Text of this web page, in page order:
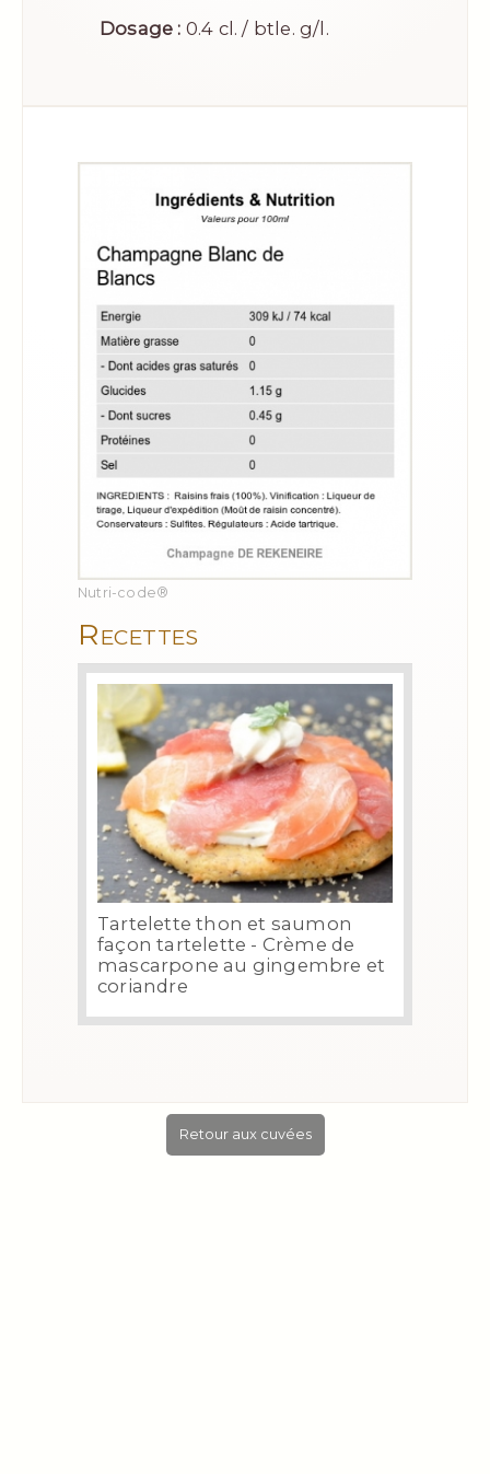
Dosage : 0.4 cl. / btle. g/l.
Nutri-code®
Recettes
Tartelette thon et saumon
façon tartelette - Crème de
mascarpone au gingembre et
coriandre
Retour aux cuvées